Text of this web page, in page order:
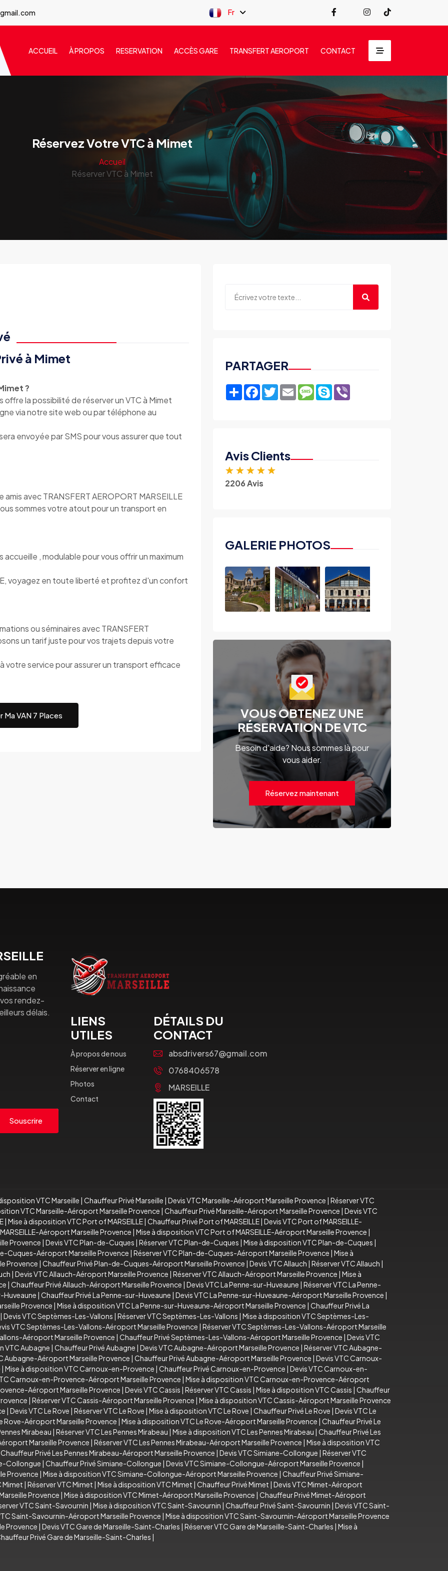
Fr
ACCUEIL À PROPOS RESERVATION ACCÈS GARE TRANSFERT AEROPORT CONTACT
Réservez Votre VTC à Mimet
Accueil
Réserver VTC à Mimet
à Mimet
?
offre la possibilité de réserver un VTC à Mimet
via notre site web ou par téléphone au
envoyée par SMS pour vous assurer que tout
avec TRANSFERT AEROPORT MARSEILLE
sommes votre atout pour un transport en
accueille , modulable pour vous offrir un maximum
voyagez en toute liberté et profitez d'un confort
ou séminaires avec TRANSFERT
un tarif juste pour vos trajets depuis votre
votre service pour assurer un transport efficace
Ma VAN 7 Places
PARTAGER
ShareFacebook
TwitterEmailMessage
Skype
Avis Clients
★ ★ ★ ★ ★
2206 Avis
GALERIE PHOTOS
VOUS OBTENEZ UNE
RÉSERVATION DE VTC
Besoin d'aide? Nous sommes là pour
vous aider.
Réservez maintenant
en
rendez-
délais.
Souscrire
LIENS
UTILES
À propos de nous
Réserver en ligne
Photos
Contact
DÉTAILS DU
CONTACT
absdrivers67@gmail.com
0768406578
MARSEILLE
VTC Marseille | Chauffeur Privé Marseille | Devis VTC Marseille-Aéroport Marseille Provence | Réserver VTC
VTC Marseille-Aéroport Marseille Provence | Chauffeur Privé Marseille-Aéroport Marseille Provence | Devis VTC
| Mise à disposition VTC Port of MARSEILLE| Chauffeur Privé Port of MARSEILLE| Devis VTC Port of MARSEILLE-
Aéroport Marseille Provence | Mise à disposition VTC Port of MARSEILLE-Aéroport Marseille Provence |
Provence | Devis VTC Plan-de-Cuques | Réserver VTC Plan-de-Cuques | Mise à disposition VTC Plan-de-Cuques |
Cuques-Aéroport Marseille Provence | Réserver VTC Plan-de-Cuques-Aéroport Marseille Provence | Mise à
Provence | Chauffeur Privé Plan-de-Cuques-Aéroport Marseille Provence | Devis VTC Allauch | Réserver VTC Allauch |
| Devis VTC Allauch-Aéroport Marseille Provence | Réserver VTC Allauch-Aéroport Marseille Provence | Mise à
| Chauffeur Privé Allauch-Aéroport Marseille Provence | Devis VTC La Penne-sur-Huveaune | Réserver VTC La Penne-
Huveaune | Chauffeur Privé La Penne-sur-Huveaune | Devis VTC La Penne-sur-Huveaune-Aéroport Marseille Provence |
Provence | Mise à disposition VTC La Penne-sur-Huveaune-Aéroport Marseille Provence | Chauffeur Privé La
| Devis VTC Septèmes-Les-Vallons | Réserver VTC Septèmes-Les-Vallons | Mise à disposition VTC Septèmes-Les-
VTC Septèmes-Les-Vallons-Aéroport Marseille Provence | Réserver VTC Septèmes-Les-Vallons-Aéroport Marseille
Aéroport Marseille Provence | Chauffeur Privé Septèmes-Les-Vallons-Aéroport Marseille Provence | Devis VTC
VTC Aubagne | Chauffeur Privé Aubagne | Devis VTC Aubagne-Aéroport Marseille Provence | Réserver VTC Aubagne-
Aubagne-Aéroport Marseille Provence | Chauffeur Privé Aubagne-Aéroport Marseille Provence | Devis VTC Carnoux-
| Mise à disposition VTC Carnoux-en-Provence | Chauffeur Privé Carnoux-en-Provence | Devis VTC Carnoux-en-
Carnoux-en-Provence-Aéroport Marseille Provence | Mise à disposition VTC Carnoux-en-Provence-Aéroport
Aéroport Marseille Provence | Devis VTC Cassis | Réserver VTC Cassis | Mise à disposition VTC Cassis | Chauffeur
| Réserver VTC Cassis-Aéroport Marseille Provence | Mise à disposition VTC Cassis-Aéroport Marseille Provence
| Devis VTC Le Rove | Réserver VTC Le Rove | Mise à disposition VTC Le Rove | Chauffeur Privé Le Rove | Devis VTC Le
Rove-Aéroport Marseille Provence | Mise à disposition VTC Le Rove-Aéroport Marseille Provence | Chauffeur Privé Le
Mirabeau | Réserver VTC Les Pennes Mirabeau | Mise à disposition VTC Les Pennes Mirabeau | Chauffeur Privé Les
Marseille Provence | Réserver VTC Les Pennes Mirabeau-Aéroport Marseille Provence | Mise à disposition VTC
Chauffeur Privé Les Pennes Mirabeau-Aéroport Marseille Provence | Devis VTC Simiane-Collongue | Réserver VTC
Collongue | Chauffeur Privé Simiane-Collongue | Devis VTC Simiane-Collongue-Aéroport Marseille Provence |
Provence | Mise à disposition VTC Simiane-Collongue-Aéroport Marseille Provence | Chauffeur Privé Simiane-
Mimet | Réserver VTC Mimet | Mise à disposition VTC Mimet | Chauffeur Privé Mimet | Devis VTC Mimet-Aéroport
Provence | Mise à disposition VTC Mimet-Aéroport Marseille Provence | Chauffeur Privé Mimet-Aéroport
VTC Saint-Savournin | Mise à disposition VTC Saint-Savournin | Chauffeur Privé Saint-Savournin | Devis VTC Saint-
Saint-Savournin-Aéroport Marseille Provence | Mise à disposition VTC Saint-Savournin-Aéroport Marseille Provence
Provence | Devis VTC Gare de Marseille-Saint-Charles | Réserver VTC Gare de Marseille-Saint-Charles | Mise à
Privé Gare de Marseille-Saint-Charles |